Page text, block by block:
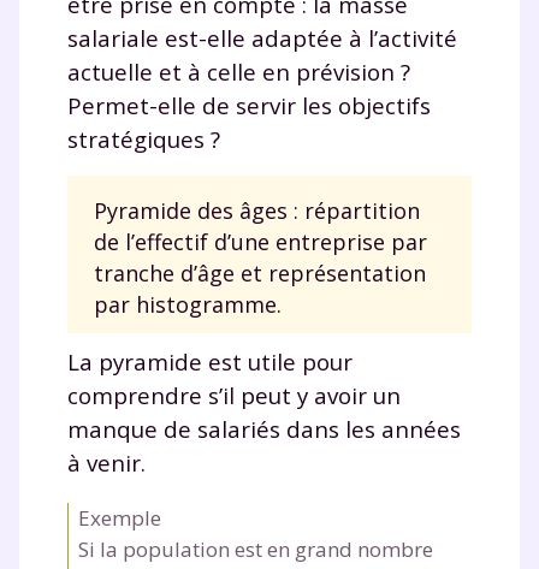
salariale est-elle adaptée à l’activité
actuelle et à celle en prévision ?
Permet-elle de servir les objectifs
stratégiques ?
Pyramide des âges : répartition
de l’effectif d’une entreprise par
tranche d’âge et représentation
par histogramme.
La pyramide est utile pour
comprendre s’il peut y avoir un
manque de salariés dans les années
à venir.
Exemple
Si la population est en grand nombre